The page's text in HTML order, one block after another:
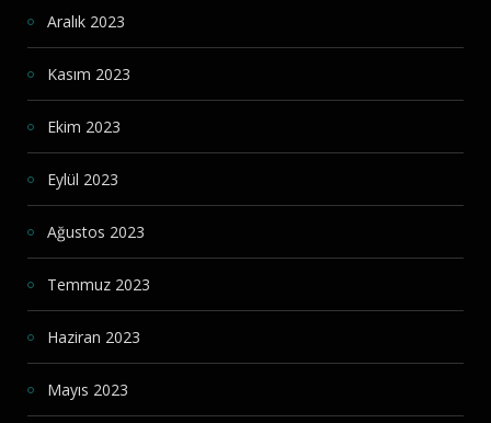
Aralık 2023
Kasım 2023
Ekim 2023
Eylül 2023
Ağustos 2023
Temmuz 2023
Haziran 2023
Mayıs 2023